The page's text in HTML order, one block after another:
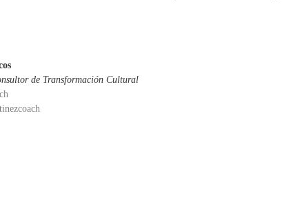
de Transformación Cultural